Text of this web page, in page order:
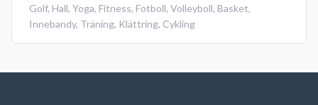
Golf, Hall, Yoga, Fitness, Fotboll, Volleyboll, Basket,
Innebandy, Träning, Klättring, Cykling